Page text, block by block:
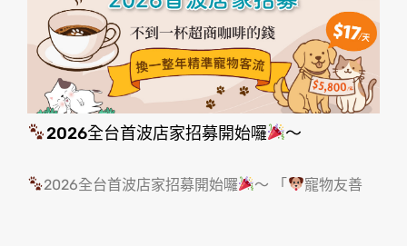
2026全台首波店家招募開始囉 ～
2026全台首波店家招募開始囉 ～ 「 寵物友善